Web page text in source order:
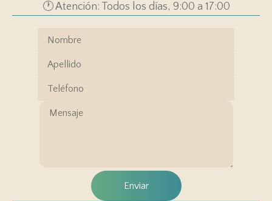
🕐 Atención: Todos los días, 9:00 a 17:00